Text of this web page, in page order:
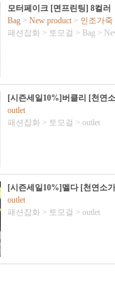
모터페이크 [면프린팅] 8컬러
Bag > New product > 인조가죽
패션잡화 > 토모걸 > Bag >
[시즌세일10%]버클리 [천연
outlet
패션잡화 > 토모걸 > outlet
[시즌세일10%]멜다 [천연소
outlet
패션잡화 > 토모걸 > outlet